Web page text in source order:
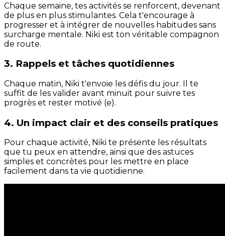
Chaque semaine, tes activités se renforcent, devenant
de plus en plus stimulantes. Cela t'encourage à
progresser et à intégrer de nouvelles habitudes sans
surcharge mentale. Niki est ton véritable compagnon
de route.
3. Rappels et tâches quotidiennes
Chaque matin, Niki t'envoie les défis du jour. Il te
suffit de les valider avant minuit pour suivre tes
progrès et rester motivé (e).
4. Un impact clair et des conseils pratiques
Pour chaque activité, Niki te présente les résultats
que tu peux en attendre, ainsi que des astuces
simples et concrètes pour les mettre en place
facilement dans ta vie quotidienne.